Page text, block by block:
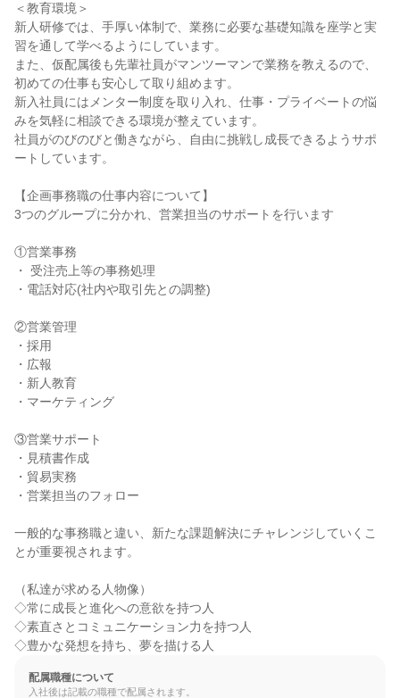
＜教育環境＞
新人研修では、手厚い体制で、業務に必要な基礎知識を座学と実
習を通して学べるようにしています。
また、仮配属後も先輩社員がマンツーマンで業務を教えるので、
初めての仕事も安心して取り組めます。
新入社員にはメンター制度を取り入れ、仕事・プライベートの悩
みを気軽に相談できる環境が整えています。
社員がのびのびと働きながら、自由に挑戦し成長できるようサポ
ートしています。
【企画事務職の仕事内容について】
3つのグループに分かれ、営業担当のサポートを行います
①営業事務
・ 受注売上等の事務処理
・電話対応(社内や取引先との調整)
②営業管理
・採用
・広報
・新人教育
・マーケティング
③営業サポート
・見積書作成
・貿易実務
・営業担当のフォロー
一般的な事務職と違い、新たな課題解決にチャレンジしていくこ
とが重要視されます。
（私達が求める人物像）
◇常に成長と進化への意欲を持つ人
◇素直さとコミュニケーション力を持つ人
◇豊かな発想を持ち、夢を描ける人
配属職種について
入社後は記載の職種で配属されます。